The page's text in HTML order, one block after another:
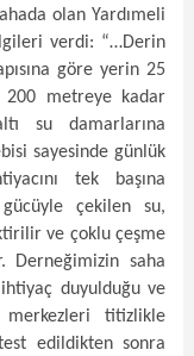
olan Yardımeli
verdi: “…Derin
göre yerin 25
metreye kadar
su damarlarına
sayesinde günlük
tek başına
çekilen su,
ve çoklu çeşme
Derneğimizin saha
duyulduğu ve
merkezleri titizlikle
edildikten sonra